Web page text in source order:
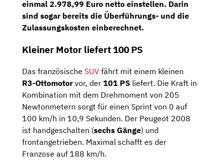
einmal 2.978,99 Euro netto einstellen. Darin
sind sogar bereits die Überführungs- und die
Zulassungskosten einberechnet.
Kleiner Motor liefert 100 PS
Das französische SUV fährt mit einem kleinen
R3-Ottomotorvor, der 101 PS liefert. Die Kraft in
Kombination mit dem Drehmoment von 205
Newtonmetern sorgt für einen Sprint von 0 auf
100 km/h in 10,9 Sekunden. Der Peugeot 2008
ist handgeschalten (sechs Gänge) und
frontangetrieben. Maximal schafft es der
Franzose auf 188 km/h.